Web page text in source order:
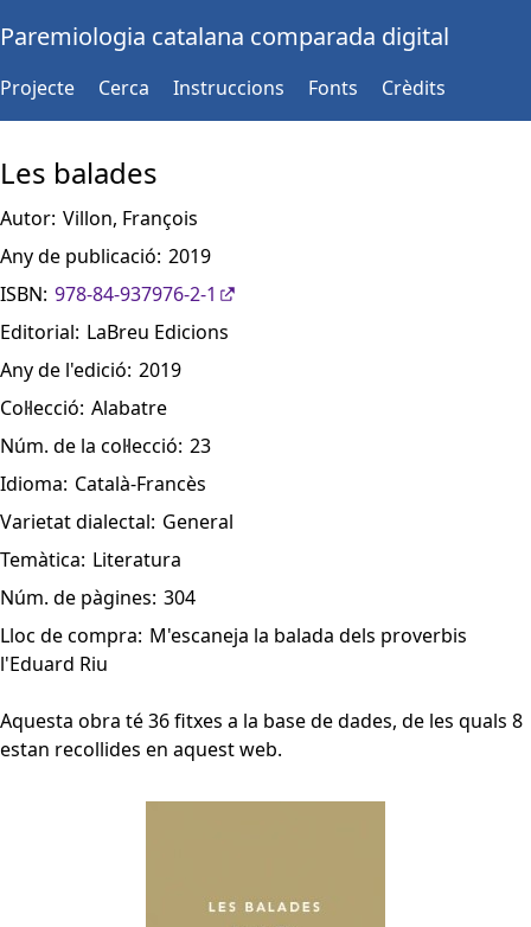
Paremiologia catalana comparada digital
Projecte Cerca Instruccions Fonts Crèdits
Les balades
Autor: Villon, François
Any de publicació: 2019
ISBN: 978-84-937976-2-1
Editorial: LaBreu Edicions
Any de l'edició: 2019
Col·lecció: Alabatre
Núm. de la col·lecció: 23
Idioma: Català-Francès
Varietat dialectal: General
Temàtica: Literatura
Núm. de pàgines: 304
Lloc de compra: M'escaneja la balada dels proverbis
l'Eduard Riu
Aquesta obra té 36 fitxes a la base de dades, de les quals 8
estan recollides en aquest web.